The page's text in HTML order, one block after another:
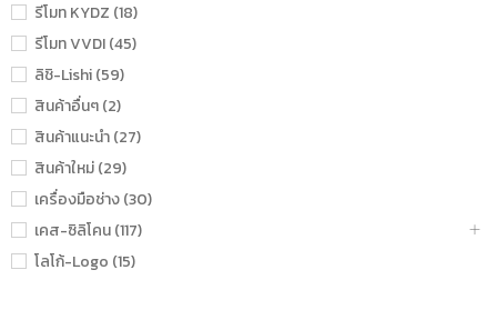
รีโมท KYDZ (18)
รีโมท VVDI (45)
ลิชิ-Lishi (59)
สินค้าอื่นๆ (2)
สินค้าแนะนำ (27)
สินค้าใหม่ (29)
เครื่องมือช่าง (30)
เคส-ซิลิโคน (117)
โลโก้-Logo (15)